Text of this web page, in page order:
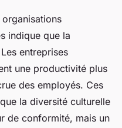
organisations
indique que la
entreprises
une productivité plus
des employés. Ces
la diversité culturelle
de conformité, mais un